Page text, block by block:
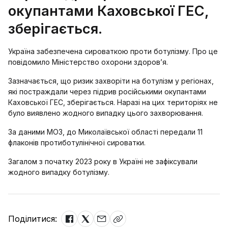
окупантами Каховської ГЕС,
зберігається.
Україна забезпечена сироваткою проти ботулізму. Про це
повідомило Міністерство охорони здоров’я.
Зазначається, що ризик захворіти на ботулізм у регіонах,
які постраждали через підрив російськими окупантами
Каховської ГЕС, зберігається. Наразі на цих територіях не
було виявлено жодного випадку цього захворювання.
За даними МОЗ, до Миколаївської області передали 11
флаконів протиботулінічної сироватки.
Загалом з початку 2023 року в Україні не зафіксували
жодного випадку ботулізму.
Поділитися: